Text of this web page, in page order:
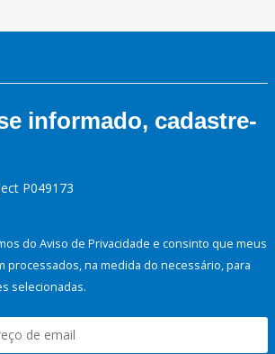
informado, cadastre-
P049173
do Aviso de Privacidade e consinto que meus
processados, na medida do necessário, para
selecionadas.